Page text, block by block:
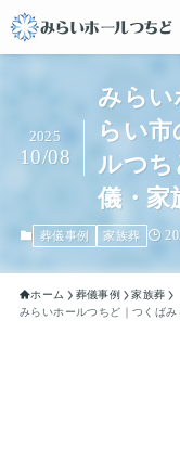
みらい
らい
ルつち
儀・家
2025
10/08
葬儀事例 家族葬
ホーム 葬儀事例
家族葬
みらいホールつちど｜つくば